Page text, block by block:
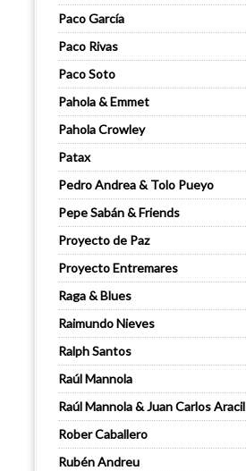
Paco García
Paco Rivas
Paco Soto
Pahola & Emmet
Pahola Crowley
Patax
Pedro Andrea & Tolo Pueyo
Pepe Sabán & Friends
Proyecto de Paz
Proyecto Entremares
Raga & Blues
Raimundo Nieves
Ralph Santos
Raúl Mannola
Raúl Mannola & Juan Carlos Aracil
Rober Caballero
Rubén Andreu